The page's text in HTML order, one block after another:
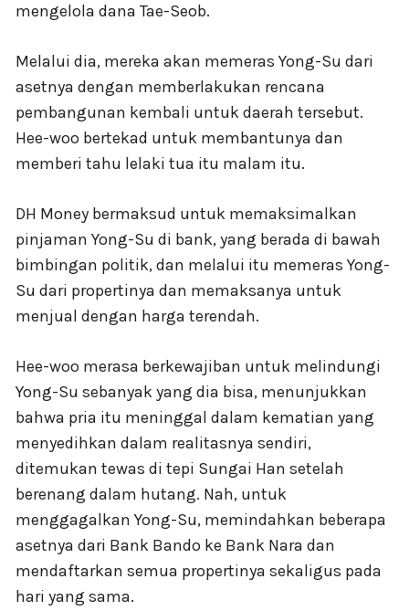
mengelola dana Tae-Seob.
Melalui dia, mereka akan memeras Yong-Su dari
asetnya dengan memberlakukan rencana
pembangunan kembali untuk daerah tersebut.
Hee-woo bertekad untuk membantunya dan
memberi tahu lelaki tua itu malam itu.
DH Money bermaksud untuk memaksimalkan
pinjaman Yong-Su di bank, yang berada di bawah
bimbingan politik, dan melalui itu memeras Yong-
Su dari propertinya dan memaksanya untuk
menjual dengan harga terendah.
Hee-woo merasa berkewajiban untuk melindungi
Yong-Su sebanyak yang dia bisa, menunjukkan
bahwa pria itu meninggal dalam kematian yang
menyedihkan dalam realitasnya sendiri,
ditemukan tewas di tepi Sungai Han setelah
berenang dalam hutang. Nah, untuk
menggagalkan Yong-Su, memindahkan beberapa
asetnya dari Bank Bando ke Bank Nara dan
mendaftarkan semua propertinya sekaligus pada
hari yang sama.